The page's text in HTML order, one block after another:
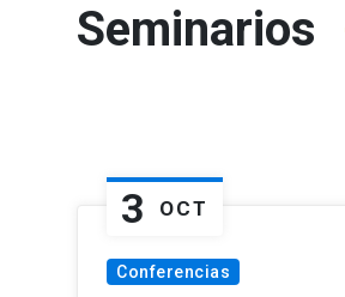
Seminarios
3 OCT
Conferencias